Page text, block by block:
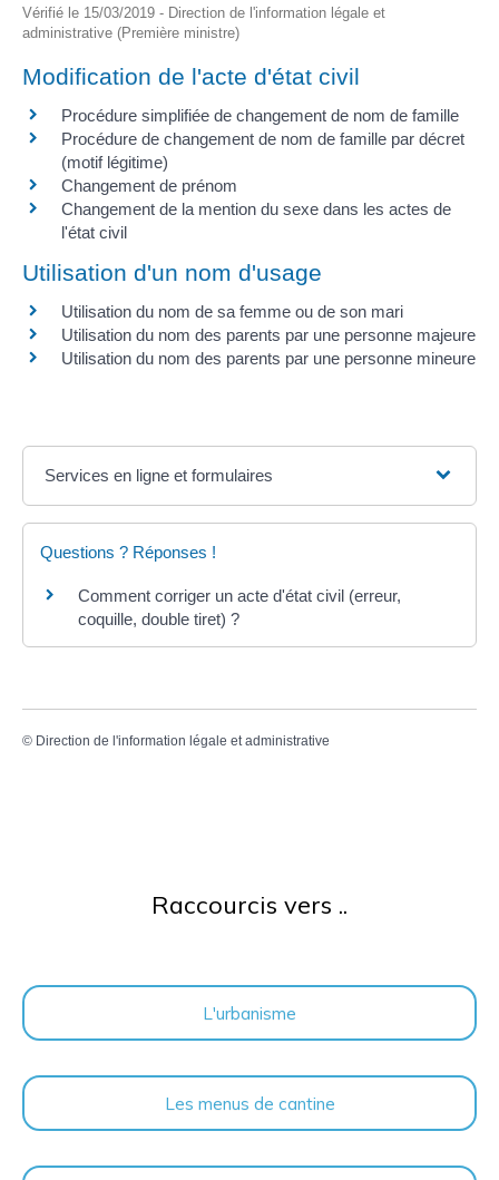
Vérifié le 15/03/2019 - Direction de l'information légale et
administrative (Première ministre)
Modification de l'acte d'état civil
Procédure simplifiée de changement de nom de famille
Procédure de changement de nom de famille par décret
(motif légitime)
Changement de prénom
Changement de la mention du sexe dans les actes de
l'état civil
Utilisation d'un nom d'usage
Utilisation du nom de sa femme ou de son mari
Utilisation du nom des parents par une personne majeure
Utilisation du nom des parents par une personne mineure
Services en ligne et formulaires
Questions ? Réponses !
Comment corriger un acte d'état civil (erreur,
coquille, double tiret) ?
© Direction de l'information légale et administrative
Raccourcis vers ..
L'urbanisme
Les menus de cantine